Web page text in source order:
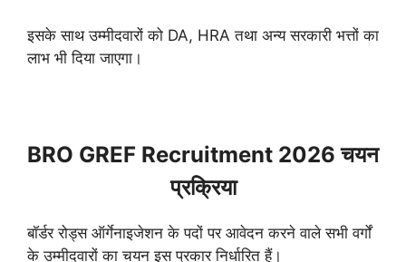
इसके साथ उम्मीदवारों को DA, HRA तथा अन्य सरकारी भत्तों का
लाभ भी दिया जाएगा।
BRO GREF Recruitment 2026 चयन
प्रक्रिया
बॉर्डर रोड्स ऑर्गेनाइजेशन के पदों पर आवेदन करने वाले सभी वर्गों
के उम्मीदवारों का चयन इस प्रकार निर्धारित हैं।